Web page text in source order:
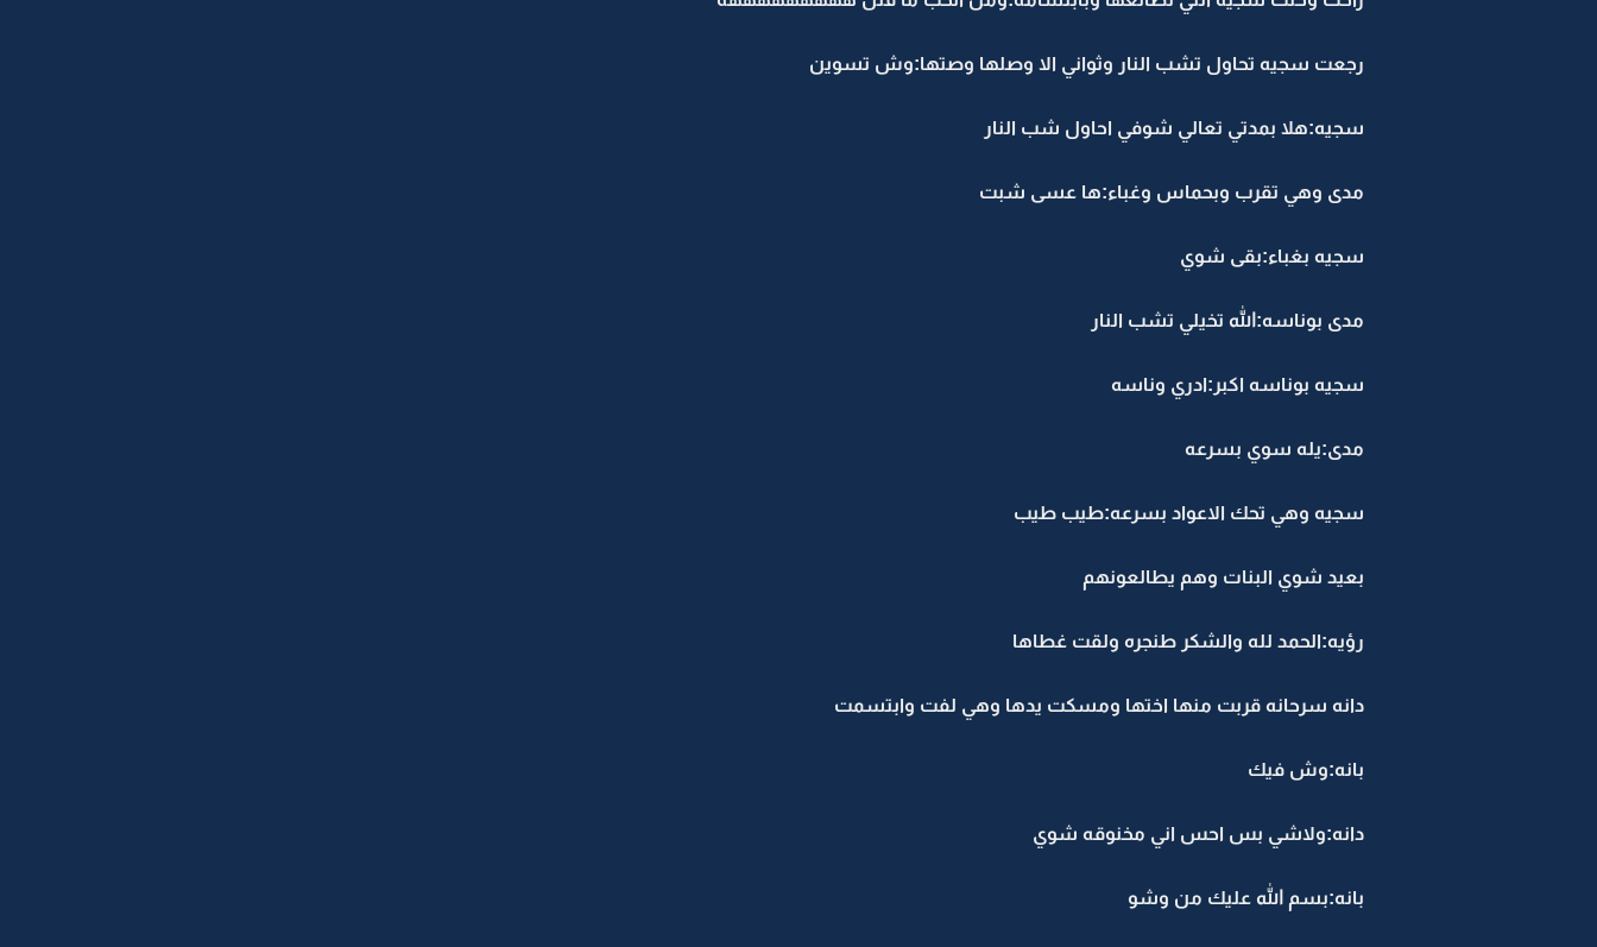
رجعت سجيه تحاول تشب النار وثواني الا وصلها وصتها:وش تسوين
سجيه:هلا بمدتي تعالي شوفي احاول شب النار
مدى وهي تقرب وبحماس وغباء:ها عسى شبت
سجيه بغباء:بقى شوي
مدى بوناسه:الله تخيلي تشب النار
سجيه بوناسه اكبر:ادري وناسه
مدى:يله سوي بسرعه
سجيه وهي تحك الاعواد بسرعه:طيب طيب
بعيد شوي البنات وهم يطالعونهم
رؤيه:الحمد لله والشكر طنجره ولقت غطاها
دانه سرحانه قربت منها اختها ومسكت يدها وهي لفت وابتسمت
بانه:وش فيك
دانه:ولاشي بس احس اني مخنوقه شوي
بانه:بسم الله عليك من وشو